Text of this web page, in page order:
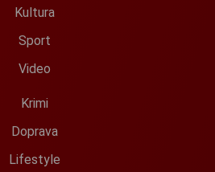
Kultura
Sport
Video
Krimi
Doprava
Lifestyle